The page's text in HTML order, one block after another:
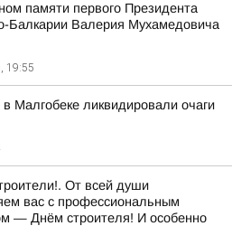
памяти первого Президента
Балкарии Валерия Мухамедовича
19:55
Малгобеке ликвидировали очаги
От всей души
вас с профессиональным
— Днём строителя! И особенно